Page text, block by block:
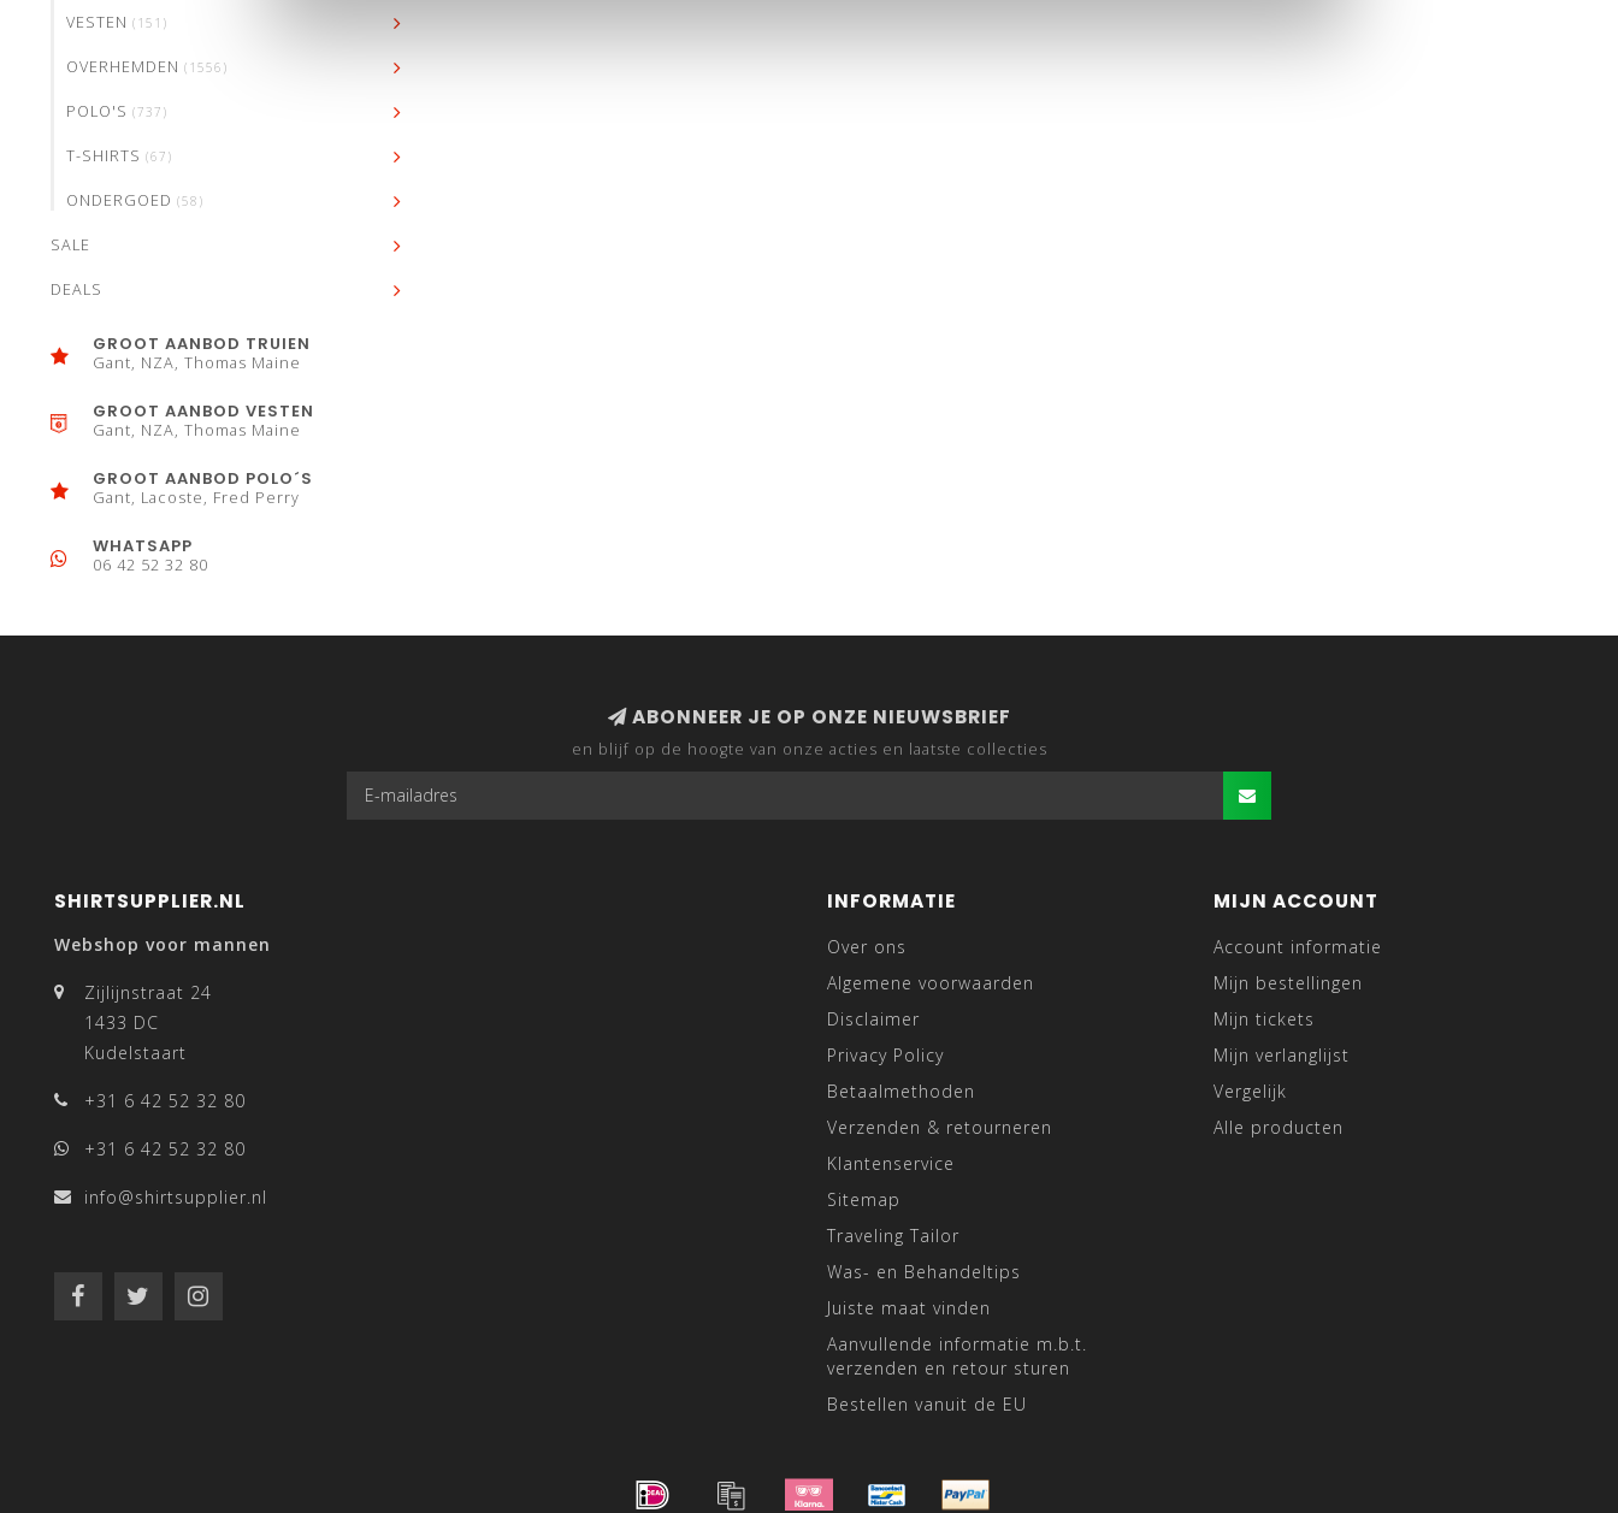
VESTEN (151)
OVERHEMDEN (1556)
POLO'S (737)
T-SHIRTS (67)
ONDERGOED (58)
SALE
DEALS
GROOT AANBOD TRUIEN
Gant, NZA, Thomas Maine
GROOT AANBOD VESTEN
Gant, NZA, Thomas Maine
GROOT AANBOD POLO´S
Gant, Lacoste, Fred Perry
WHATSAPP
06 42 52 32 80
ABONNEER JE OP ONZE NIEUWSBRIEF
en blijf op de hoogte van onze acties en laatste collecties
SHIRTSUPPLIER.NL
Webshop voor mannen
Zijlijnstraat 24
1433 DC
Kudelstaart
+31 6 42 52 32 80
+31 6 42 52 32 80
info@shirtsupplier.nl
INFORMATIE
Over ons
Algemene voorwaarden
Disclaimer
Privacy Policy
Betaalmethoden
Verzenden & retourneren
Klantenservice
Sitemap
Traveling Tailor
Was- en Behandeltips
Juiste maat vinden
Aanvullende informatie m.b.t.
verzenden en retour sturen
Bestellen vanuit de EU
MIJN ACCOUNT
Account informatie
Mijn bestellingen
Mijn tickets
Mijn verlanglijst
Vergelijk
Alle producten